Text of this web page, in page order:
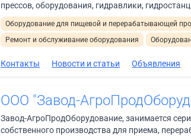
прессов, оборудования, гидравлики,
Оборудование для пищевой и перерабатывающей
Ремонт и обслуживание оборудования
Контакты Новости и статьи Объявления
ООО "Завод-
Завод-АгроПродОборудование, занимается
собственного производства для приема,